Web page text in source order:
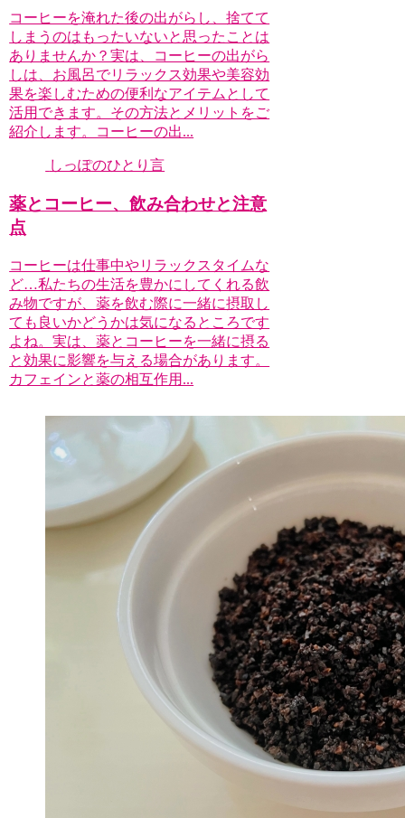
コーヒーを淹れた後の出がらし、捨てて
しまうのはもったいないと思ったことは
ありませんか？実は、コーヒーの出がら
しは、お風呂でリラックス効果や美容効
果を楽しむための便利なアイテムとして
活用できます。その方法とメリットをご
紹介します。コーヒーの出...
しっぽのひとり言
薬とコーヒー、飲み合わせと注意
点
コーヒーは仕事中やリラックスタイムな
ど…私たちの生活を豊かにしてくれる飲
み物ですが、薬を飲む際に一緒に摂取し
ても良いかどうかは気になるところです
よね。実は、薬とコーヒーを一緒に摂る
と効果に影響を与える場合があります。
カフェインと薬の相互作用...